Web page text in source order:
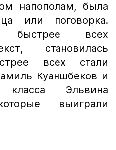
напополам, была
или поговорка.
быстрее всех
становилась
всех стали
Куаншбеков и
Эльвина
выиграли